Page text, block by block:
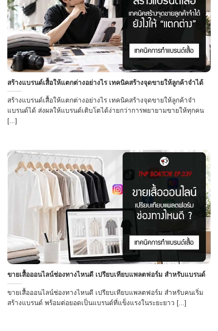
สร้างแบรนด์เสื้อให้แตกต่างอย่างไร เทคนิคสร้างจุดขายให้ลูกค้าจำได้
สร้างแบรนด์เสื้อให้แตกต่างอย่างไร เทคนิคสร้างจุดขายให้ลูกค้าจำ
แบรนด์ได้ ส่งผลให้แบรนด์เติบโตได้ง่ายกว่าการพยายามขายให้ทุกคน
[...]
ขายเสื้อออนไลน์ช่องทางไหนดี เปรียบเทียบแพลตฟอร์ม สำหรับแบรนด์
ขายเสื้อออนไลน์ช่องทางไหนดี เปรียบเทียบแพลตฟอร์ม สำหรับคนเริ่ม
สร้างแบรนด์ พร้อมต่อยอดเป็นแบรนด์ที่แข็งแรงในระยะยาว [...]